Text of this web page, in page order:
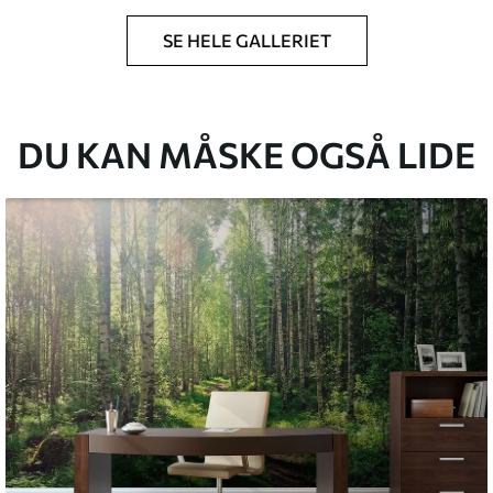
du har angivet, og skæres i identiske
.33269.00kr/m²
and Stick
SE HELE GALLERIET
DU KAN MÅSKE OGSÅ LIDE